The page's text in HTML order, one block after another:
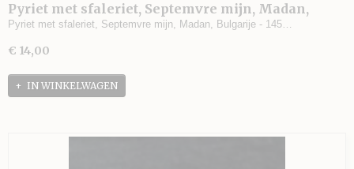
Pyriet met sfaleriet, Septemvre mijn, Madan,
Bulgarije - 145 gram - 6 x 5 x 3 cm.
Pyriet met sfaleriet, Septemvre mijn, Madan, Bulgarije - 145…
€ 14,00
IN WINKELWAGEN